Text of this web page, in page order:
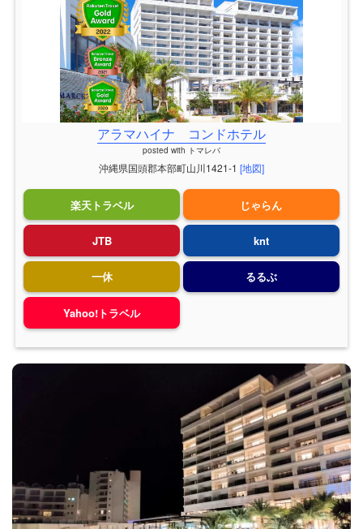
アラマハイナ コンドホテル
posted with トマレバ
沖縄県国頭郡本部町山川1421-1 [地図]
楽天トラベル じゃらん
JTB knt
一休 るるぶ
Yahoo!トラベル